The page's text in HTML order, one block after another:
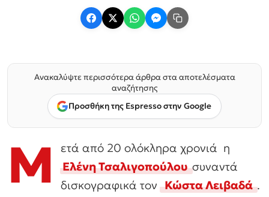
Ανακαλύψτε περισσότερα άρθρα στα αποτελέσματα
αναζήτησης
Προσθήκη της Espresso στην Google
Μ
ετά από 20 ολόκληρα χρονιά η
Ελένη Τσαλιγοπούλου συναντά
δισκογραφικά τονΚώστα Λειβαδά .